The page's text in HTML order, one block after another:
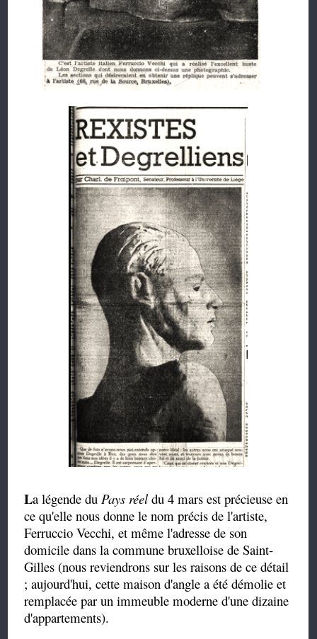
La légende du Pays réeldu 4 mars est précieuse en
ce qu'elle nous donnele nom précis de l'artiste,
Ferruccio Vecchi, et même l'adresse de son
domicile dans la commune bruxelloise de Saint-
Gilles (nous reviendrons sur les raisons de ce détail
; aujourd'hui, cette maison d'angle a été démolie et
remplacée par un immeuble moderne d'une dizaine
d'appartements).